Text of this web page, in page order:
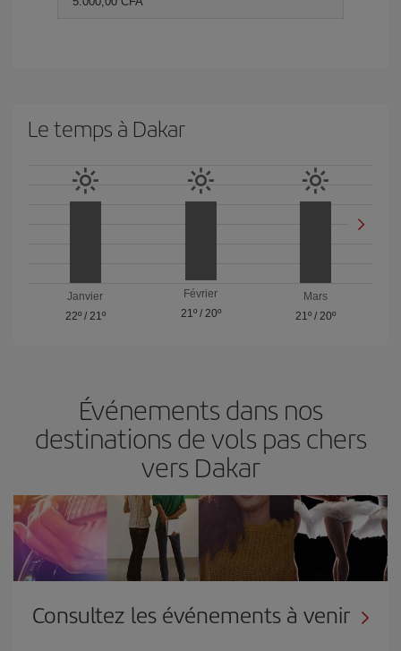
Le temps à Dakar
Janvier
22º/ 21º
Février
21º/ 20º
Mars
21º /20º
Événements dans nos
destinations de vols pas chers
vers Dakar
Consultez les événements à venir